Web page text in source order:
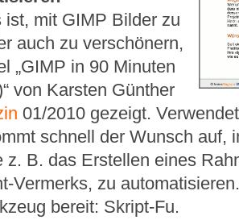
ist, mit GIMP Bilder zu
auch zu verschönern,
„GIMP in 90 Minuten
von Karsten Günther
01/2010 gezeigt.
schnell der Wunsch auf,
z. B. das Erstellen eines
Vermerks, zu
bereit: Skript-Fu.